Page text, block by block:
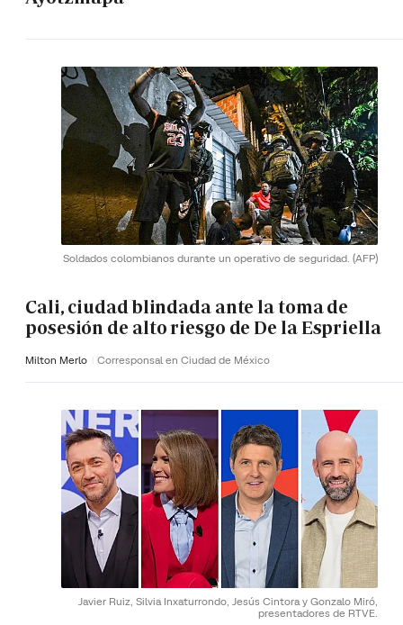
Soldados colombianos durante un operativo de seguridad. (AFP)
Cali, ciudad blindada ante la toma de
posesión de alto riesgo de De la Espriella
Milton Merlo Corresponsal en Ciudad de México
Javier Ruiz, Silvia Inxaturrondo, Jesús Cintora y Gonzalo Miró,
presentadores de RTVE.